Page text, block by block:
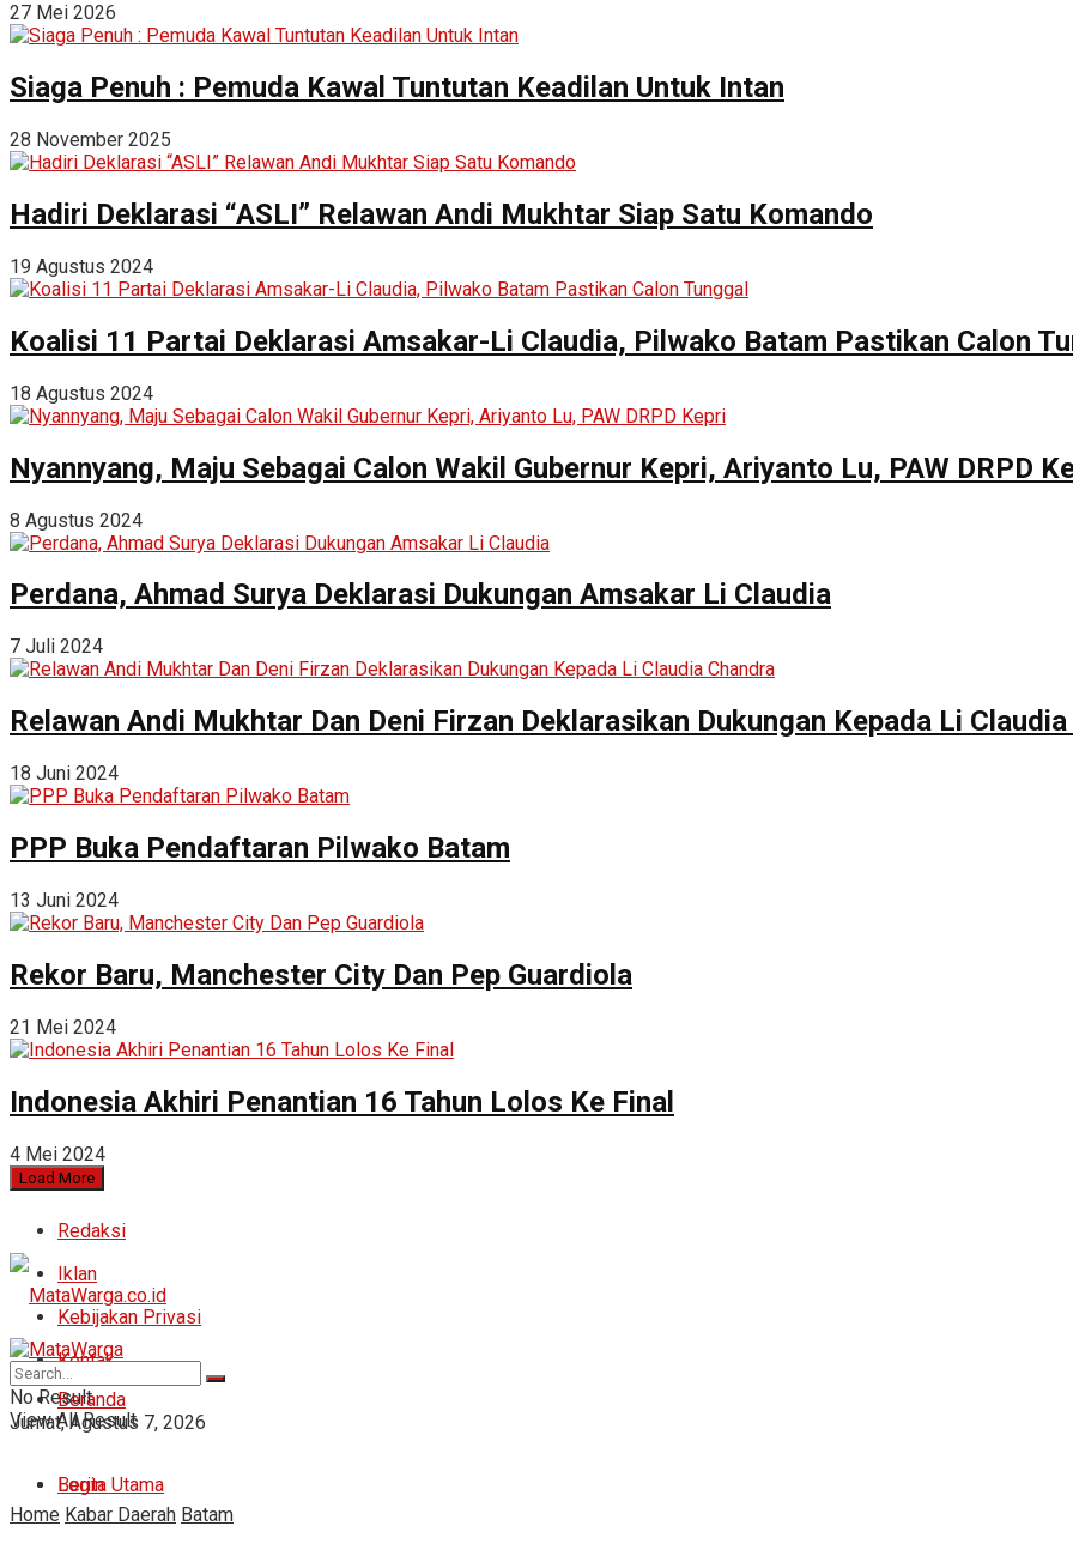
27 Mei 2026
Siaga Penuh : Pemuda Kawal Tuntutan Keadilan Untuk Intan
28 November 2025
Hadiri Deklarasi “ASLI” Relawan Andi Mukhtar Siap Satu Komando
19 Agustus 2024
Koalisi 11 Partai Deklarasi Amsakar-Li Claudia, Pilwako Batam Pastikan Calon
18 Agustus 2024
Nyannyang, Maju Sebagai Calon Wakil Gubernur Kepri, Ariyanto Lu, PAW DRPD
8 Agustus 2024
Perdana, Ahmad Surya Deklarasi Dukungan Amsakar Li Claudia
7 Juli 2024
Relawan Andi Mukhtar Dan Deni Firzan Deklarasikan Dukungan Kepada Li
18 Juni 2024
PPP Buka Pendaftaran Pilwako Batam
13 Juni 2024
Rekor Baru, Manchester City Dan Pep Guardiola
21 Mei 2024
Indonesia Akhiri Penantian 16 Tahun Lolos Ke Final
4 Mei 2024
Load More
Redaksi
Iklan
Kebijakan Privasi
Kontak
Jumat, Agustus 7, 2026
Login
Beranda
Berita Utama
No Result
View All Result
Home Kabar Daerah Batam